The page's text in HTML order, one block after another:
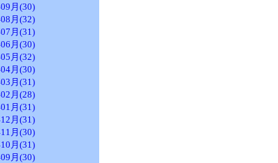
月(30)
月(32)
月(31)
月(30)
月(32)
月(30)
月(31)
月(28)
月(31)
月(31)
月(30)
月(31)
月(30)